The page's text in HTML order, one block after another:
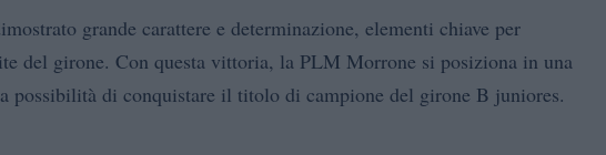
grande carattere e determinazione, elementi chiave per
del girone. Con questa vittoria, la PLM Morrone si posiziona in una
possibilità di conquistare il titolo di campione del girone B juniores.